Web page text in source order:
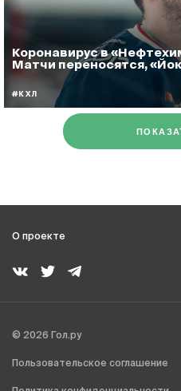
Коронавирус в
Матчи переносятся,
#КХЛ
О проекте
© 2026 Гол.ру
Пользовательское соглашение